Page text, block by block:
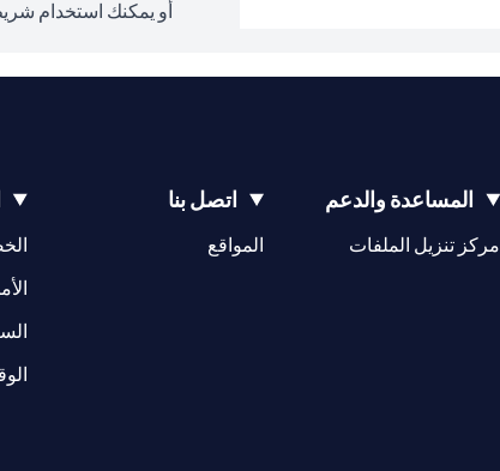
أو يمكنك استخدام
المساعدة والدعم
مركز تنزيل الملفات
اتصل بنا
المواقع
(opens in a new tab)